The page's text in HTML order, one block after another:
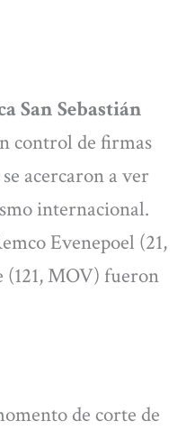
San Sebastián
control de firmas
acercaron a ver
internacional.
Evenepoel (21,
MOV) fueron
de corte de